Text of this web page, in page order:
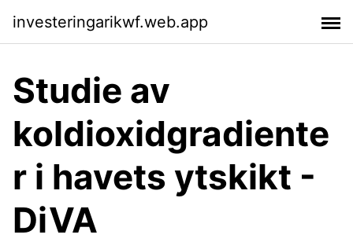
investeringarikwf.web.app
Studie av
koldioxidgradiente
r i havets ytskikt -
DiVA